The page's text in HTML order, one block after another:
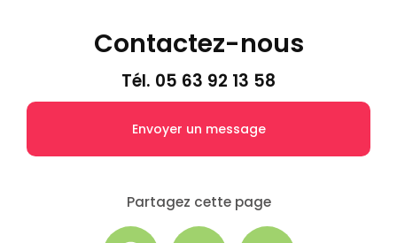
Contactez-nous
Tél. 05 63 92 13 58
Envoyer un message
Partagez cette page
Facebook